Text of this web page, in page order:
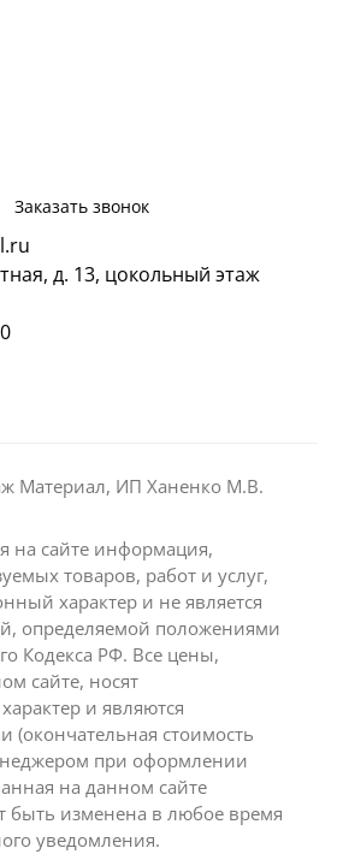
Заказать звонок
д. 13, цокольный этаж
Материал, ИП Ханенко М.В.
на сайте информация,
товаров, работ и услуг,
характер и не является
определяемой положениями
Кодекса РФ. Все цены,
сайте, носят
и являются
стоимость
при оформлении
на данном сайте
изменена в любое время
уведомления.